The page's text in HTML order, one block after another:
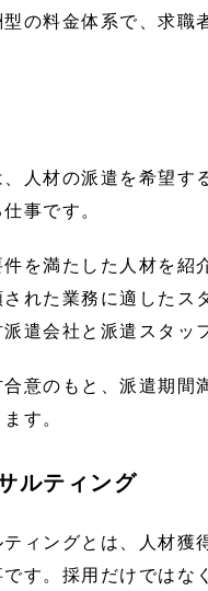
の料金体系で、求職
人材の派遣を希望す
事です。
を満たした人材を紹
れた業務に適したス
遣会社と派遣スタッ
意のもと、派遣期間
す。
ルティング
ィングとは、人材獲
す。採用だけではな